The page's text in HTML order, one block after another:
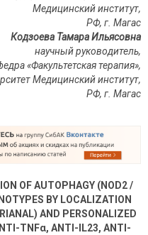
Медицинский институт,
РФ, г. Магас
Кодзоева Тамара Ильясовна
научный руководитель,
«Факультетская терапия»,
Медицинский институт,
РФ, г Магас
OF AUTOPHAGY (NOD2 /
BY LOCALIZATION
AND PERSONALIZED
TNFα, ANTI-IL23, ANTI-